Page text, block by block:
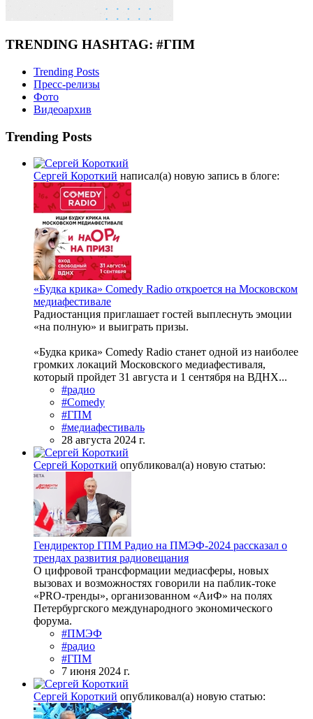
TRENDING HASHTAG: #ГПМ
Trending Posts
Пресс-релизы
Фото
Видеоархив
Trending Posts
Сергей Короткий написал(а) новую запись в блоге:
«Будка крика» Comedy Radio откроется на Московском
медиафестивале
Радиостанция приглашает гостей выплеснуть эмоции
«на полную» и выиграть призы.
«Будка крика» Comedy Radio станет одной из наиболее
громких локаций Московского медиафестиваля,
который пройдет 31 августа и 1 сентября на ВДНХ...
#радио
#Comedy
#ГПМ
#медиафестиваль
28 августа 2024 г.
Сергей Короткий опубликовал(а) новую статью:
Гендиректор ГПМ Радио на ПМЭФ-2024 рассказал о
трендах развития радиовещания
О цифровой трансформации медиасферы, новых
вызовах и возможностях говорили на паблик-токе
«PRO-тренды», организованном «АиФ» на полях
Петербургского международного экономического
форума.
#ПМЭФ
#радио
#ГПМ
7 июня 2024 г.
Сергей Короткий опубликовал(а) новую статью: